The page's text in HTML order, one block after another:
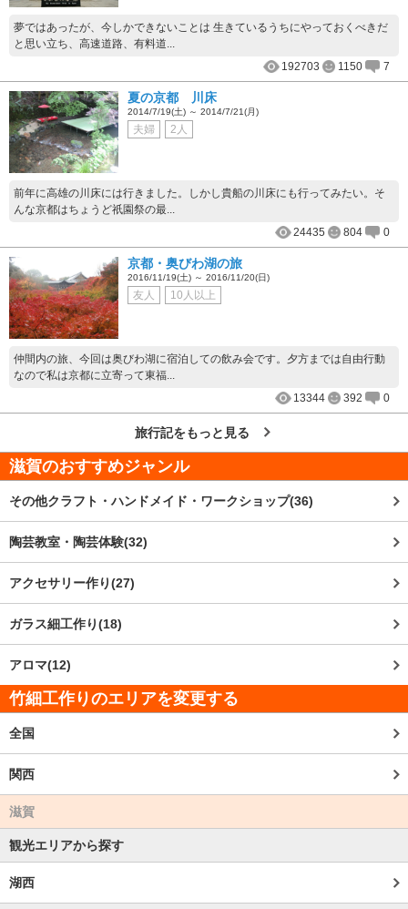
夢ではあったが、今しかできないことは 生きているうちにやっておくべきだ
と思い立ち、高速道路、有料道...
192703
1150 7
夏の京都 川床
2014/7/19(土) ～ 2014/7/21(月)
夫婦 2人
前年に高雄の川床には行きました。しかし貴船の川床にも行ってみたい。そ
んな京都はちょうど祇園祭の最...
24435
804 0
京都・奥びわ湖の旅
2016/11/19(土) ～ 2016/11/20(日)
友人 10人以上
仲間内の旅、今回は奥びわ湖に宿泊しての飲み会です。夕方までは自由行動
なので私は京都に立寄って東福...
13344
392 0
旅行記をもっと見る
滋賀のおすすめジャンル
その他クラフト・ハンドメイド・ワークショップ(36)
陶芸教室・陶芸体験(32)
アクセサリー作り(27)
ガラス細工作り(18)
アロマ(12)
竹細工作りのエリアを変更する
全国
関西
滋賀
観光エリアから探す
湖西